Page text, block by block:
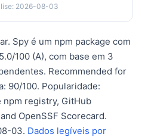
2026-08-03
Spy é um npm package com
100 (A), com base em 3
Recommended for
90/100. Popularidade:
npm registry, GitHub
OpenSSF Scorecard.
03. Dados legíveis por